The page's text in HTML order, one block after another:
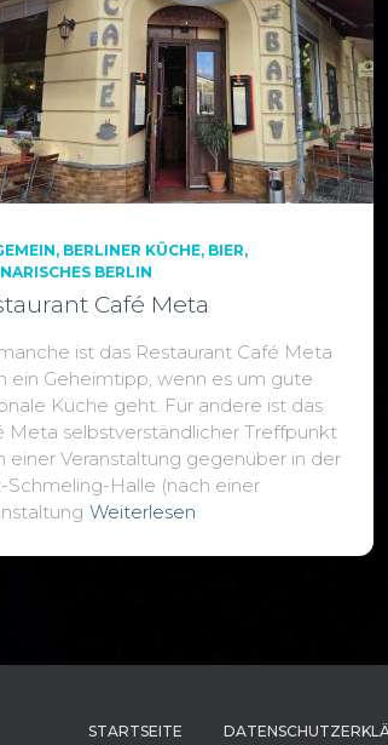
BERLINER KÜCHE BIER
BERLIN
Café Meta
ist das Restaurant Café Meta
ein Geheimtipp, wenn es um gute
Küche geht. Für andere ist das
Meta selbstverständlicher Treffpunkt
einer Veranstaltung gegenüber in der
Schmeling-Halle (nach einer
Weiterlesen
STARTSEITE